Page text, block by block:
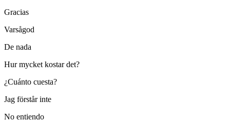
Gracias
Varsågod
De nada
Hur mycket kostar det?
¿Cuánto cuesta?
Jag förstår inte
No entiendo